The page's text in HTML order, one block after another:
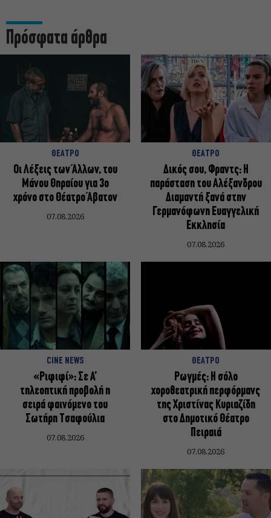
Πρόσφατα άρθρα
ΘΕΑΤΡΟ
Οι Λέξεις των Άλλων, του
Μάνου Θηραίου για 3ο
χρόνο στο Θέατρο Άβατον
07.08.2026
ΘΕΑΤΡΟ
Δικός σου, Φραντς: Η
παράσταση του Αλέξανδρου
Διαμαντή ξανά στην
Γερμανόφωνη Ευαγγελική
Εκκλησία
07.08.2026
CINE NEWS
«Ριφιφί»: Σε Α’
τηλεοπτική προβολή η
σειρά φαινόμενο του
Σωτήρη Τσαφούλια
07.08.2026
ΘΕΑΤΡΟ
Ρωγμές: Η σόλο
χοροθεατρική περφόρμανς
της Χριστίνας Κυριαζίδη
στο Δημοτικό Θέατρο
Πειραιά
07.08.2026